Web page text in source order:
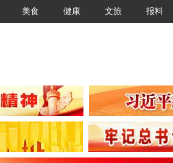
美食 健康 文旅 报料